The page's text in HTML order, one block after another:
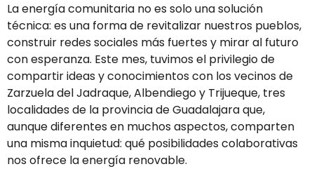
La energía comunitaria no es solo una solución
técnica: es una forma de revitalizar nuestros pueblos,
construir redes sociales más fuertes y mirar al futuro
con esperanza. Este mes, tuvimos el privilegio de
compartir ideas y conocimientos con los vecinos de
Zarzuela del Jadraque, Albendiego y Trijueque, tres
localidades de la provincia de Guadalajara que,
aunque diferentes en muchos aspectos, comparten
una misma inquietud: qué posibilidades colaborativas
nos ofrece la energía renovable.